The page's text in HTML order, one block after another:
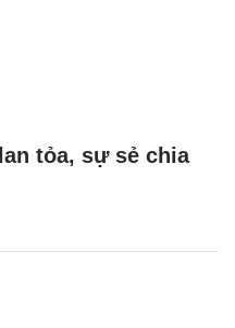
tỏa, sự sẻ chia